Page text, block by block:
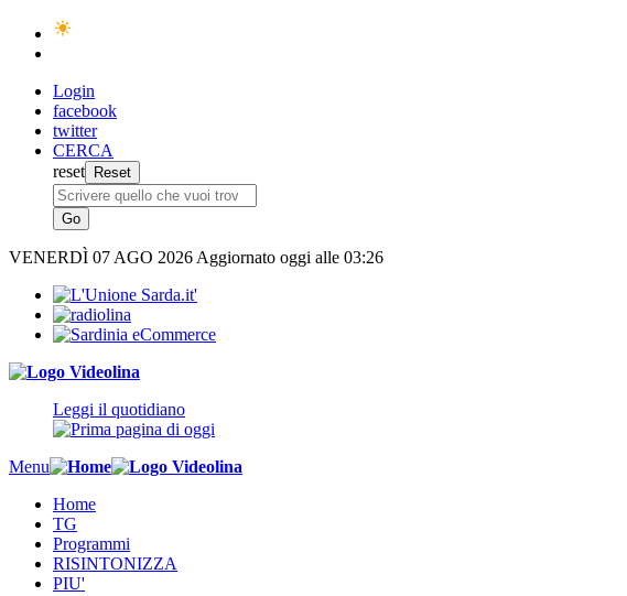
Login
facebook
twitter
CERCA
reset
VENERDÌ 07 AGO 2026 Aggiornato oggi alle 03:26
Leggi il quotidiano
Menu
Home
TG
Programmi
RISINTONIZZA
PIU'